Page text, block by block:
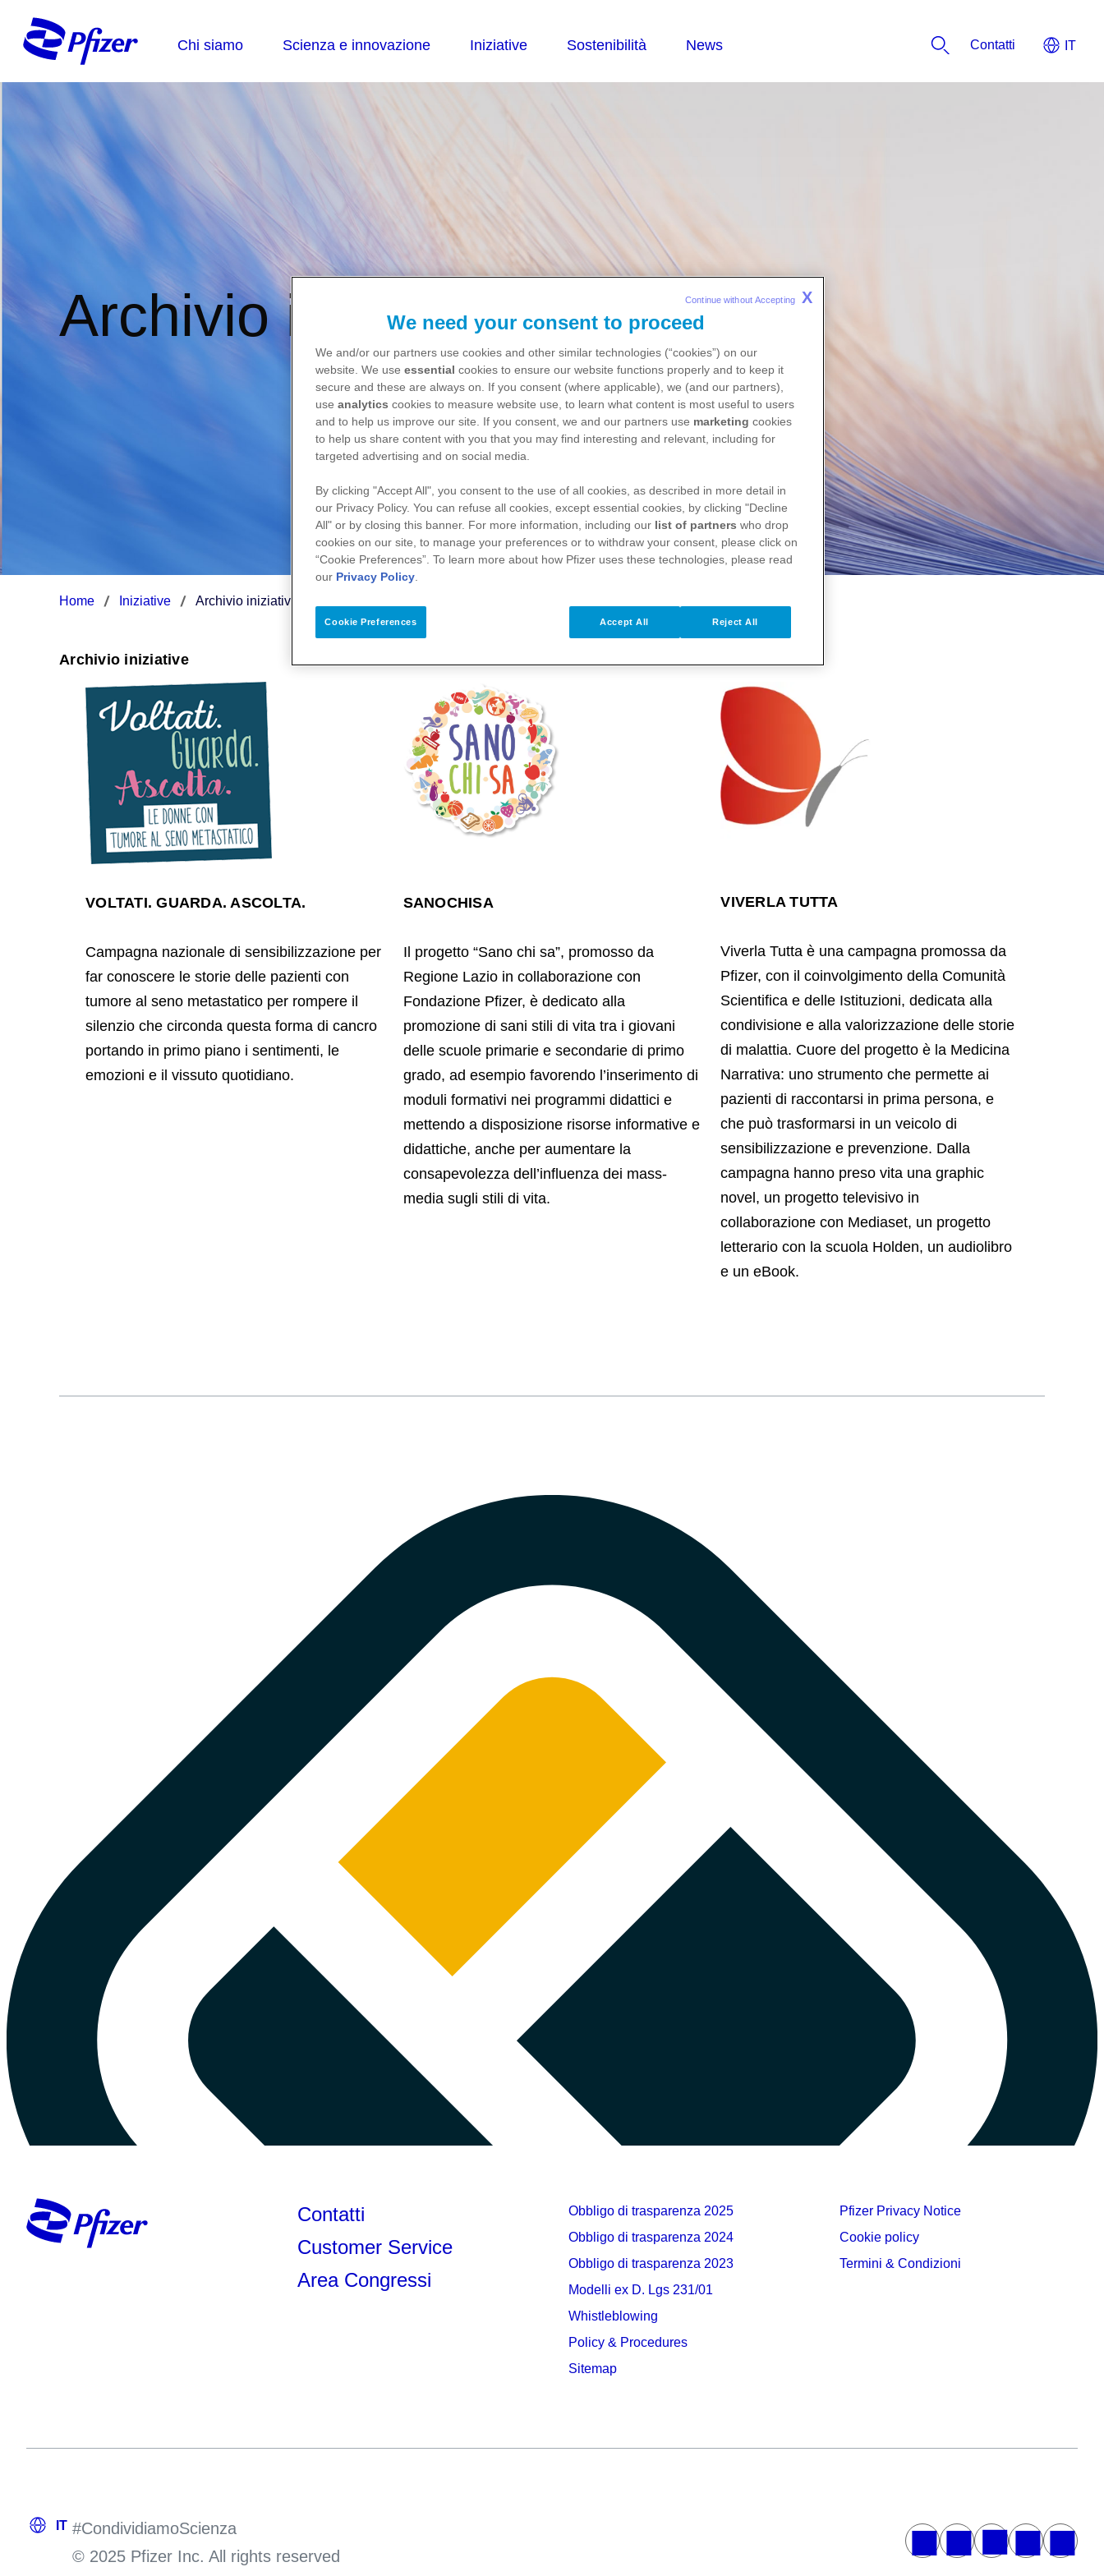
​​​​​​Contatti
Archivio iniziative
Home Iniziative Archivio iniziative
Archivio iniziative
VOLTATI. GUARDA. ASCOLTA.
Campagna nazionale di sensibilizzazione per
far conoscere le storie delle pazienti con
tumore al seno metastatico per rompere il
silenzio che circonda questa forma di cancro
portando in primo piano i sentimenti, le
emozioni e il vissuto quotidiano.
SANOCHISA
Il progetto “Sano chi sa”, promosso da
Regione Lazio in collaborazione con
Fondazione Pfizer, è dedicato alla
promozione di sani stili di vita tra i giovani
delle scuole primarie e secondarie di primo
grado, ad esempio favorendo l’inserimento di
moduli formativi nei programmi didattici e
mettendo a disposizione risorse informative e
didattiche, anche per aumentare la
consapevolezza dell’influenza dei mass-
media sugli stili di vita.
VIVERLA TUTTA
Viverla Tutta è una campagna promossa da
Pfizer, con il coinvolgimento della Comunità
Scientifica e delle Istituzioni, dedicata alla
condivisione e alla valorizzazione delle storie
di malattia. Cuore del progetto è la Medicina
Narrativa: uno strumento che permette ai
pazienti di raccontarsi in prima persona, e
che può trasformarsi in un veicolo di
sensibilizzazione e prevenzione. Dalla
campagna hanno preso vita una graphic
novel, un progetto televisivo in
collaborazione con Mediaset, un progetto
letterario con la scuola Holden, un audiolibro
e un eBook.
Contatti
Customer Service
Area Congressi
Obbligo di trasparenza 2025
Obbligo di trasparenza 2024
Obbligo di trasparenza 2023
Modelli ex D. Lgs 231/01
Whistleblowing
Policy & Procedures
Sitemap
Pfizer Privacy Notice
Cookie policy
Termini & Condizioni
#CondividiamoScienza
© 2025 Pfizer Inc. All rights reserved
We need your consent to proceed
We and/or our partners use cookies and other similar technologies (“cookies”) on our
website. We use essential cookies to ensure our website functions properly and to keep it
secure and these are always on. If you consent (where applicable), we (and our partners),
use analytics cookies to measure website use, to learn what content is most useful to users
and to help us improve our site. If you consent, we and our partners use marketing cookies
to help us share content with you that you may find interesting and relevant, including for
targeted advertising and on social media.
By clicking "Accept All", you consent to the use of all cookies, as described in more detail in
our Privacy Policy. You can refuse all cookies, except essential cookies, by clicking "Decline
All" or by closing this banner. For more information, including our list of partners who drop
cookies on our site, to manage your preferences or to withdraw your consent, please click on
“Cookie Preferences”. To learn more about how Pfizer uses these technologies, please read
our Privacy Policy
Cookie Preferences Reject All
Accept All
Continue without Accepting X